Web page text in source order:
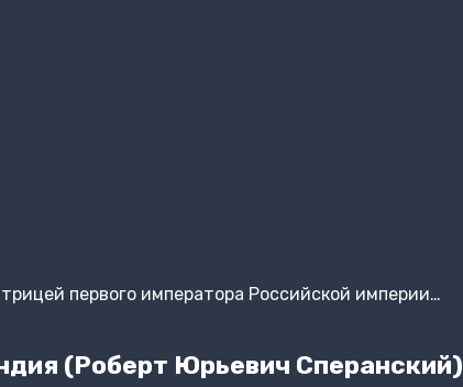
первого императора Российской империи…
(Роберт Юрьевич Сперанский)